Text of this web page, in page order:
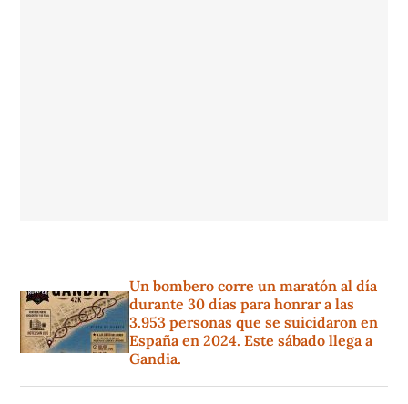
Un bombero corre un maratón al día
durante 30 días para honrar a las
3.953 personas que se suicidaron en
España en 2024. Este sábado llega a
Gandia.